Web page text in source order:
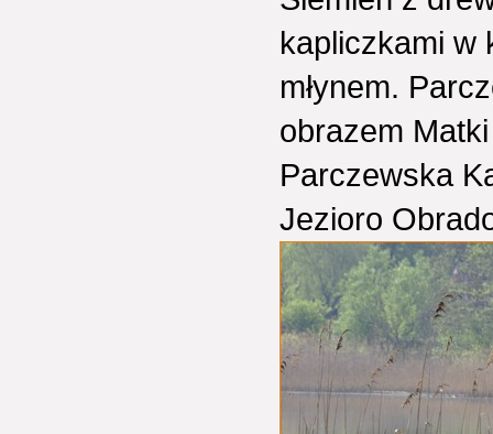
kapliczkami w
młynem.
obrazem
Parczewska
Jezioro